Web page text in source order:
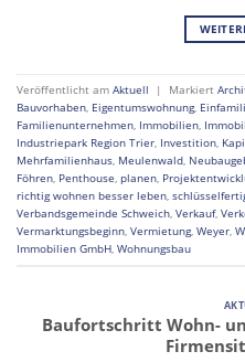
Veröffentlicht am Aktuell | Markiert
Bauvorhaben, Eigentumswohnung,
Familienunternehmen, Immobilien,
Industriepark Region Trier, Investition,
Mehrfamilienhaus, Meulenwald,
Föhren, Penthouse, planen,
richtig wohnen besser leben,
Verbandsgemeinde Schweich, Verkauf,
Vermarktungsbeginn, Vermietung, Weyer,
Immobilien GmbH, Wohnungsbau
Baufortschritt Wohn-